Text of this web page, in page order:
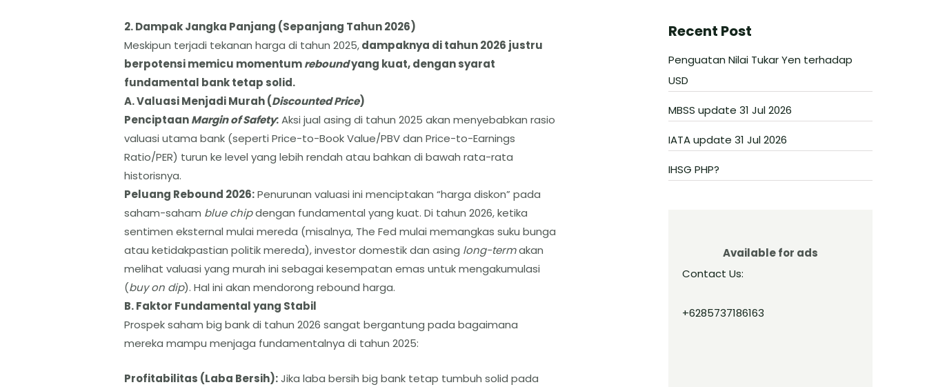
2. Dampak Jangka Panjang (Sepanjang Tahun 2026)
​Meskipun terjadi tekanan harga di tahun 2025,dampaknya di tahun 2026 justru
berpotensi memicu momentumreboundyang kuat, dengan syarat
fundamental bank tetap solid.
​A. Valuasi Menjadi Murah (Discounted Price)
​PenciptaanMargin of Safety:Aksi jual asing di tahun 2025 akan menyebabkan rasio
valuasi utama bank (seperti Price-to-Book Value/PBV dan Price-to-Earnings
Ratio/PER) turun ke level yang lebih rendah atau bahkan di bawah rata-rata
historisnya.
​Peluang Rebound 2026:Penurunan valuasi ini menciptakan “harga diskon” pada
saham-saham blue chipdengan fundamental yang kuat. Di tahun 2026, ketika
sentimen eksternal mulai mereda (misalnya, The Fed mulai memangkas suku bunga
atau ketidakpastian politik mereda), investor domestik dan asing long-termakan
melihat valuasi yang murah ini sebagai kesempatan emas untuk mengakumulasi
(buy on dip). Hal ini akan mendorong rebound harga.
​B. Faktor Fundamental yang Stabil
​Prospek saham big bank di tahun 2026 sangat bergantung pada bagaimana
mereka mampu menjaga fundamentalnya di tahun 2025:
Profitabilitas (Laba Bersih):Jika laba bersih big bank tetap tumbuh solid pada
Recent Post
Penguatan Nilai Tukar Yen terhadap
USD
MBSS update 31 Jul 2026
IATA update 31 Jul 2026
IHSG PHP?
Available for ads
Contact Us:
+6285737186163